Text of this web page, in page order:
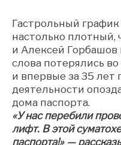
Гастрольный
настолько
и Алексей
слова потерялись
и впервые за 35 лет
деятельности
дома паспорта.
«У нас перебили
лифт. В этой
паспорта!» —